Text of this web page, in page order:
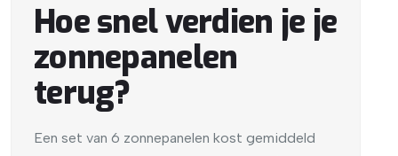
Hoe snel verdien je je
zonnepanelen
terug?
Een set van 6 zonnepanelen kost gemiddeld